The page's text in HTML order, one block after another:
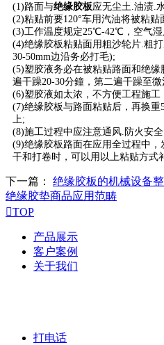
(1)路面与绝缘胶板应无尘土.油渍.
(2)粘贴前要120°车用汽油将被粘
(3)工作温度规定25℃-42℃，空气湿
(4)绝缘胶板粘贴面用粗沙轮片.粗
30-50mm边沿务必打毛);
(5)塑胶液务必在被粘贴路面和绝
遍干躁20-30分鐘，第二遍干躁至
(6)塑胶液如太浓，不方便工程施工
(7)绝缘胶板与路面粘贴后，再换重
上;
(8)施工过程中应注意通风.防火安
(9)绝缘胶板路面在应用全过程中
干和打卷时，可以用以上粘贴方式
下一篇： 绝缘胶板的机械设备
绝缘胶垫商品应用范畴
TOP
产品展示
客户案例
关于我们
打电话